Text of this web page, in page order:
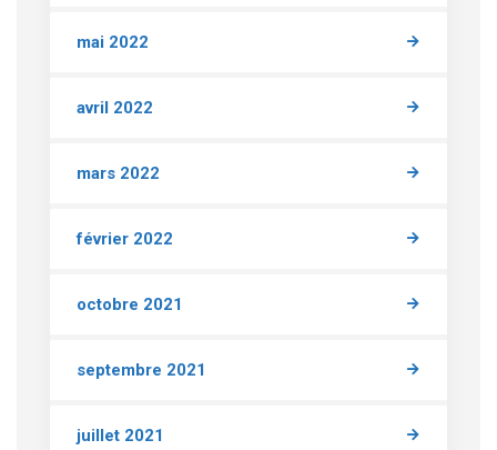
mai 2022
avril 2022
mars 2022
février 2022
octobre 2021
septembre 2021
juillet 2021